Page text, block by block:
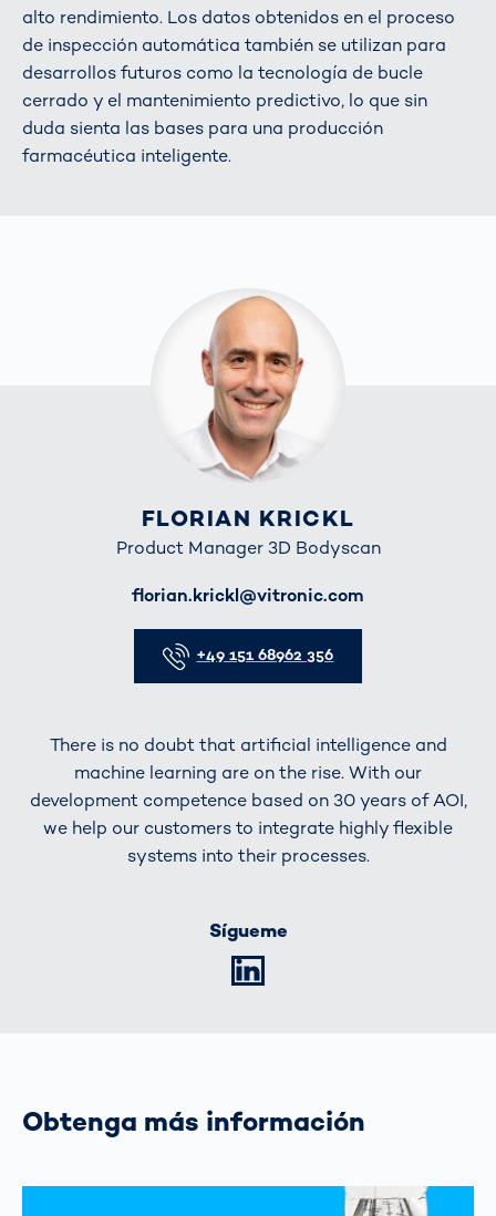
alto rendimiento. Los datos obtenidos en el proceso
de inspección automática también se utilizan para
desarrollos futuros como la tecnología de bucle
cerrado y el mantenimiento predictivo, lo que sin
duda sienta las bases para una producción
farmacéutica inteligente.
FLORIAN KRICKL
Product Manager 3D Bodyscan
florian.krickl@vitronic.com
+49 151 68962 356
There is no doubt that artificial intelligence and
machine learning are on the rise. With our
development competence based on 30 years of AOI,
we help our customers to integrate highly flexible
systems into their processes.
Sígueme
Obtenga más información